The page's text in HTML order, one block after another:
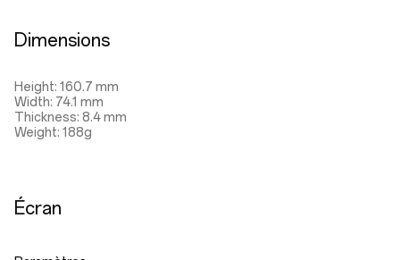
Dimensions
Height: 160.7 mm
Width: 74.1 mm
Thickness: 8.4 mm
Weight: 188g
Écran